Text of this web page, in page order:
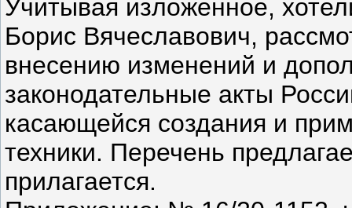
Учитывая изложенное,
Борис Вячеславович,
внесению изменений и
законодательные акты
касающейся создания и
техники. Перечень
прилагается.